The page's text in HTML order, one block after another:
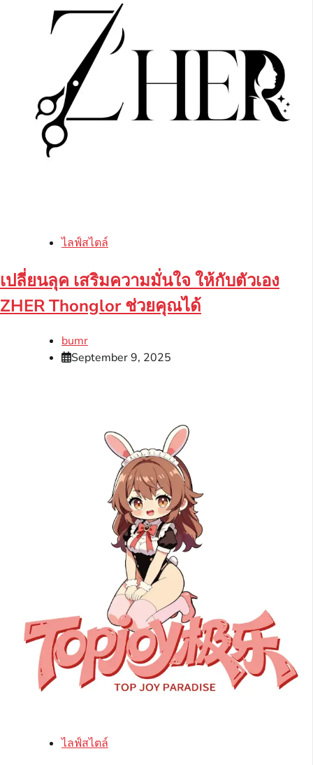
ไลฟ์สไตล์
เปลี่ยนลุค เสริมความมั่นใจ ให้กับตัวเอง
ZHER Thonglor ช่วยคุณได้
bumr
September 9, 2025
ไลฟ์สไตล์